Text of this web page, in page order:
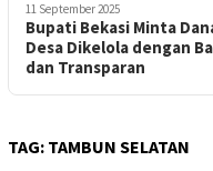
11 September 2025
Korupsi Dana Desa,
Sumberjaya Sumringah
Pakai Rompi Tahanan
TAG: TAMBUN SELATAN